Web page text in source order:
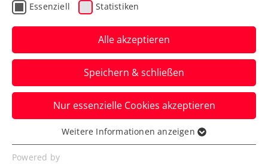
Thiem sorgt beim
Generali Open Kitzbühel
nochmal für Gänsehaut
Ein Sieg ist ihm bei seiner
Abschiedsvorstellung vom ATP-250-
Turnier in Tirol nicht mehr vergönnt.
Verfasst von: Manuel Wachta / Presseaussendung, 23.07.2024
Essenziell Statistiken
Alle akzeptieren
Speichern & schließen
Nur essenzielle Cookies akzeptieren
Essenziell
Essenzielle Cookies werden für grundlegende
Weitere Informationen anzeigen
Powered by